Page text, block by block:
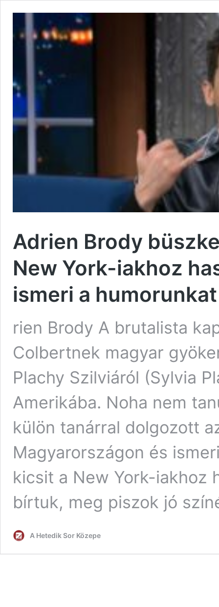
Adrien Brody
New York-iakhoz
ismeri a humorunkat
rien Brody A brutalista
Colbertnek magyar
Plachy Szilviáról (Sylvia
Amerikába. Noha nem
külön tanárral dolgozott
Magyarországon és
kicsit a New York-iakhoz
bírtuk, meg piszok jó
A Hetedik Sor Közepe